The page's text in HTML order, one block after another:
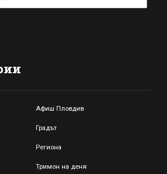
Афиш Пловдив
Градът
Региона
Тримон на деня